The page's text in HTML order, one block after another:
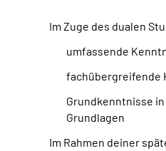
Im Zuge des dualen
umfassende
fachübergreifende
Grundkenntnisse
Grundlagen
Im Rahmen deiner